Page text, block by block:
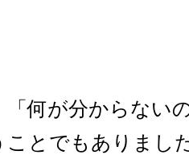
何が分からない
ことでもありまし